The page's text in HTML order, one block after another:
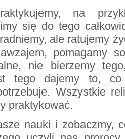
na
się do tego
ale ratujemy
pomagamy
nie bierzemy
tego dajemy to,
Wszystkie
praktykować.
nauki i zobaczmy,